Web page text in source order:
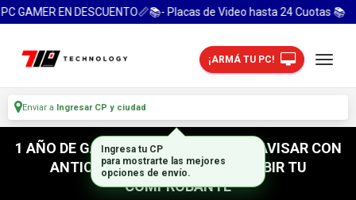
GAMER EN DESCUENTO📏📚- Placas de Video hasta 24 Cuotas 📚
¡ARMÁ TU PC!
Enviar a Ingresar CP y ciudad
1 AÑO DE GARANTIA! / PARA RETIRO AVISAR CON
ANTICIPACION / NO OLVIDES SUBIR TU
COMPROBANTE
Ingresa tu CP
para mostrarte las mejores
opciones de envío.